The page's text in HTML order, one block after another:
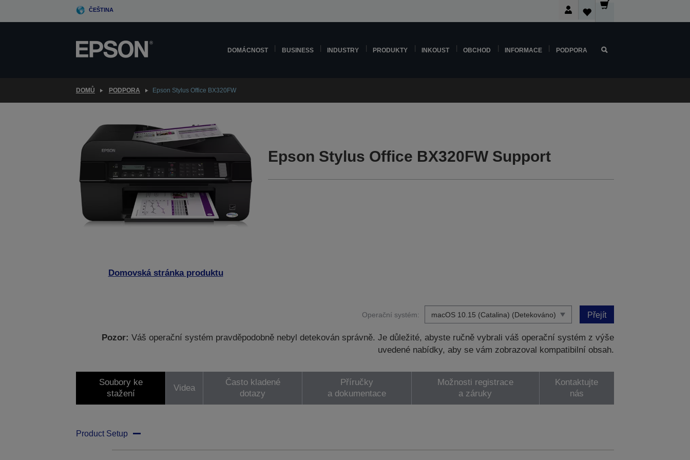
ČEŠTINA
DOMÁCNOST BUSINESS INDUSTRY PRODUKTY INKOUST OBCHOD INFORMACE PODPORA
DOMŮ PODPORA Epson Stylus Office BX320FW
Domovská stránka produktu
Epson Stylus Office BX320FW Support
Operační systém: Přejít
Pozor: Váš operační systém pravděpodobně nebyl detekován správně. Je důležité, abyste ručně vybrali váš operační systém z výše
uvedené nabídky, aby se vám zobrazoval kompatibilní obsah.
Soubory ke
stažení
Videa
Často kladené
dotazy
Příručky
a dokumentace
Možnosti registrace
a záruky
Kontaktujte
nás
Product Setup